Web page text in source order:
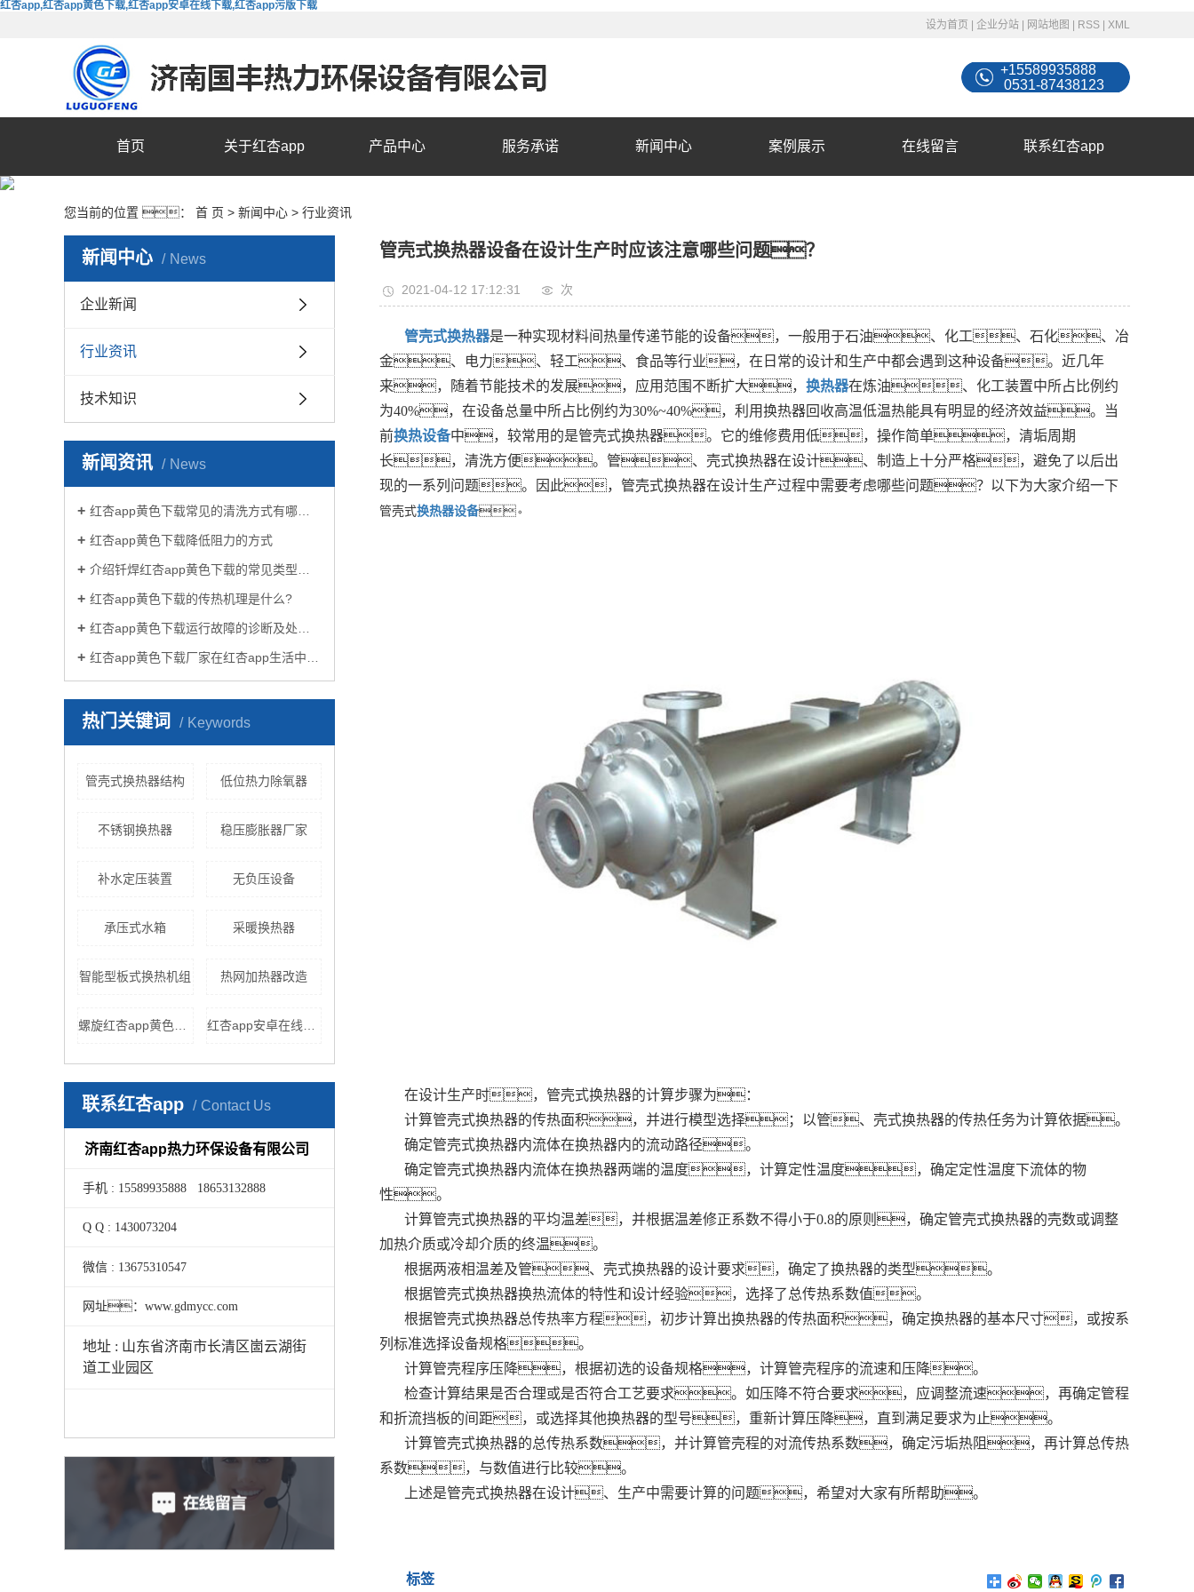
红杏app,红杏app黄色下载,红杏app安卓在线下载,红杏app污版下载
设为首页
企业分站 网站地图 RSS XML
+15589935888
0531-87438123
首页 关于红杏app 产品中心 服务承诺 新闻中心 案例展示 在线留言 联系红杏app
您当前的位置 ： 首 页 > 新闻中心 > 行业资讯
新闻中心 News
企业新闻
行业资讯
技术知识
新闻资讯 News
红杏app黄色下载常见的清洗方式有哪些？
红杏app黄色下载降低阻力的方式
介绍钎焊红杏app黄色下载的常见类型有哪些
红杏app黄色下载的传热机理是什么?
红杏app黄色下载运行故障的诊断及处理方法
红杏app黄色下载厂家在红杏app生活中有哪些作用？
热门关键词 Keywords
管壳式换热器结构 低位热力除氧器
不锈钢换热器 稳压膨胀器厂家
补水定压装置 无负压设备
承压式水箱 采暖换热器
智能型板式换热机组 热网加热器改造
联系红杏app Contact Us
济南红杏app热力环保设备有限公司
手机 : 15589935888 18653132888
Q Q : 1430073204
微信 : 13675310547
网址：www.gdmycc.com
地址 : 山东省济南市长清区崮云湖街
道工业园区
管壳式换热器设备在设计生产时应该注意哪些问题？
2021-04-12 17:12:31 次
管壳式换热器是一种实现材料间热量传递节能的设备，一般用于石油、化工、石化、冶
金、电力、轻工、食品等行业，在日常的设计和生产中都会遇到这种设备。近几年
来，随着节能技术的发展，应用范围不断扩大， 换热器在炼油、化工装置中所占比例约
为40%，在设备总量中所占比例约为30%~40%，利用换热器回收高温低温热能具有明显的经济效益。当
前换热设备中，较常用的是管壳式换热器。它的维修费用低，操作简单，清垢周期
长，清洗方便。管、壳式换热器在设计、制造上十分严格，避免了以后出
现的一系列问题。因此，管壳式换热器在设计生产过程中需要考虑哪些问题？以下为大家介绍一下
管壳式换热器设备。
在设计生产时，管壳式换热器的计算步骤为：
计算管壳式换热器的传热面积，并进行模型选择；以管、壳式换热器的传热任务为计算依据。
确定管壳式换热器内流体在换热器内的流动路径。
确定管壳式换热器内流体在换热器两端的温度，计算定性温度，确定定性温度下流体的物
性。
计算管壳式换热器的平均温差，并根据温差修正系数不得小于0.8的原则，确定管壳式换热器的壳数或调整
加热介质或冷却介质的终温。
根据两液相温差及管、壳式换热器的设计要求，确定了换热器的类型。
根据管壳式换热器换热流体的特性和设计经验，选择了总传热系数值。
根据管壳式换热器总传热率方程，初步计算出换热器的传热面积，确定换热器的基本尺寸，或按系
列标准选择设备规格。
计算管壳程序压降，根据初选的设备规格，计算管壳程序的流速和压降。
检查计算结果是否合理或是否符合工艺要求。如压降不符合要求，应调整流速，再确定管程
和折流挡板的间距，或选择其他换热器的型号，重新计算压降，直到满足要求为止。
计算管壳式换热器的总传热系数，并计算管壳程的对流传热系数，确定污垢热阻，再计算总传热
系数，与数值进行比较。
上述是管壳式换热器在设计、生产中需要计算的问题，希望对大家有所帮助。
标签